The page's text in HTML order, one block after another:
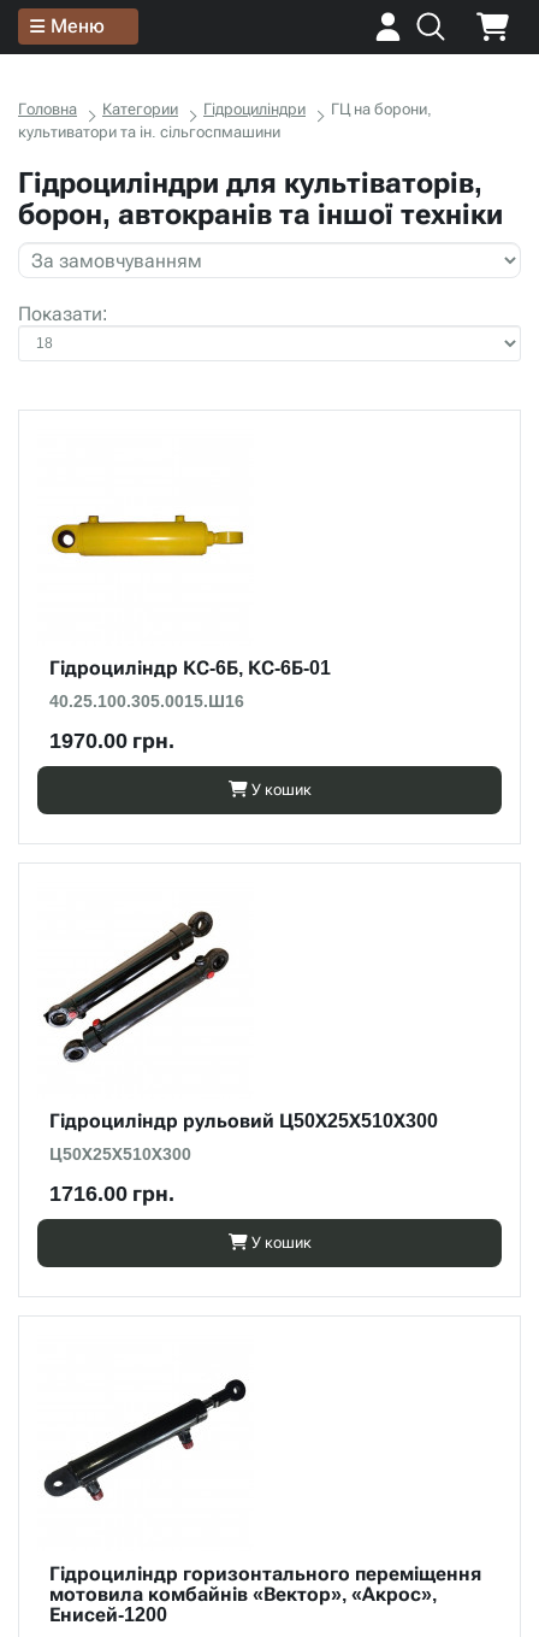
Меню
Головна Категории Гідроциліндри
ГЦ на борони,
культиватори та ін. сільгоспмашини
Гідроциліндри для культіваторів,
борон, автокранів та іншої техніки
Показати:
Гідроциліндр КС-6Б, КС-6Б-01
40.25.100.305.0015.Ш16
1970.00 грн.
У кошик
Гідроциліндр рульовий Ц50Х25Х510Х300
Ц50Х25Х510Х300
1716.00 грн.
У кошик
Гідроциліндр горизонтального переміщення
мотовила комбайнів «Вектор», «Акрос»,
Енисей-1200